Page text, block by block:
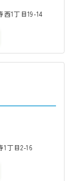
1丁目19-14
丁目2-16